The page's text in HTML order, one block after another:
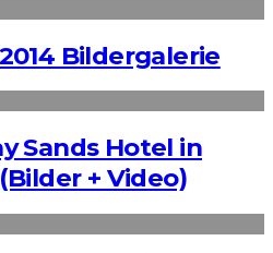
Bildergalerie
Sands Hotel in
+ Video)